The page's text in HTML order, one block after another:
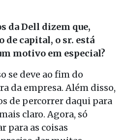
da Dell dizem que,
de capital, o sr. está
motivo em especial?
se deve ao fim do
da empresa. Além disso,
de percorrer daqui para
claro. Agora, só
para as coisas